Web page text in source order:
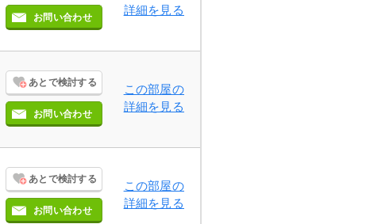
お問い合わせ
詳細を見る
あとで検討する
お問い合わせ
この部屋の
詳細を見る
あとで検討する
お問い合わせ
この部屋の
詳細を見る